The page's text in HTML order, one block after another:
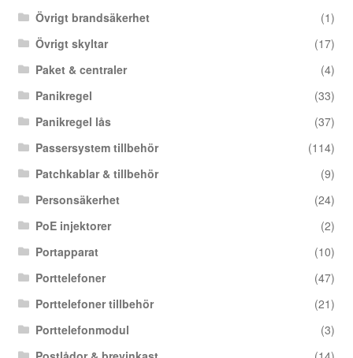
Övrigt brandsäkerhet
(1)
Övrigt skyltar
(17)
Paket & centraler
(4)
Panikregel
(33)
Panikregel lås
(37)
Passersystem tillbehör
(114)
Patchkablar & tillbehör
(9)
Personsäkerhet
(24)
PoE injektorer
(2)
Portapparat
(10)
Porttelefoner
(47)
Porttelefoner tillbehör
(21)
Porttelefonmodul
(3)